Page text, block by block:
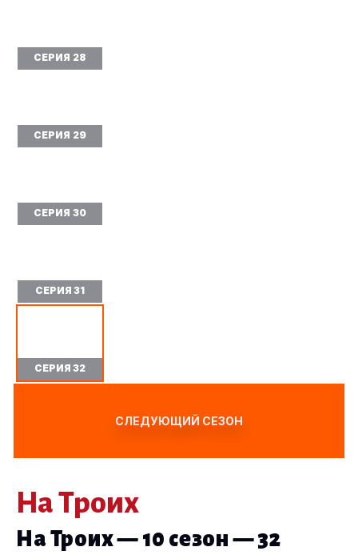
СЕРИЯ 28
СЕРИЯ 29
СЕРИЯ 30
СЕРИЯ 31
СЕРИЯ 32
СЛЕДУЮЩИЙ СЕЗОН
На Троих
На Троих — 10 сезон — 32